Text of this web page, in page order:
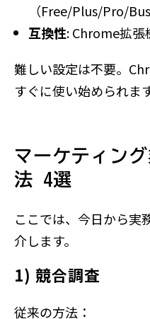
（Free/Plus/Pro/
互換性: Chrome拡張
難しい設定は不要。
すぐに使い始められます
マーケティン
法 4選
ここでは、今日から実
介します。
1) 競合調査
従来の方法：